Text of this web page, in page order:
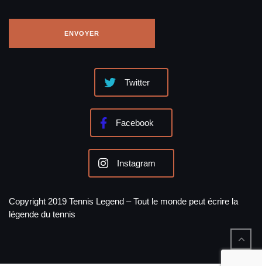
Twitter
Facebook
Instagram
Copyright 2019 Tennis Legend – Tout le monde peut écrire la
légende du tennis